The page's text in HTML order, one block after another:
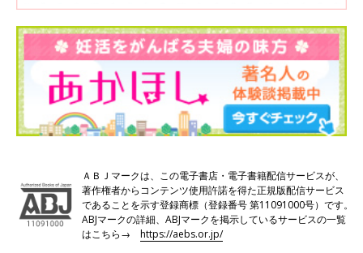
ＡＢＪマークは、この電子書店・電子書籍配信サービスが、
著作権者からコンテンツ使用許諾を得た正規版配信サービス
であることを示す登録商標（登録番号 第11091000号）です。
ABJマークの詳細、ABJマークを掲示しているサービスの一覧
はこちら→https://aebs.or.jp/